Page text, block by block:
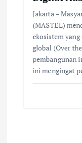
Jakarta –
(MASTEL)
ekosistem
global (Over
pembangunan
ini mengingat